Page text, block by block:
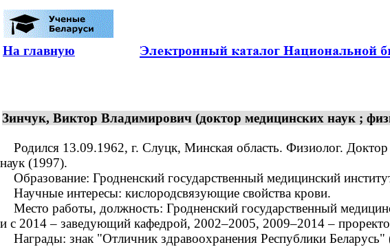
На главную
Зинчук, Виктор Владимирович (доктор медицинских наук ;
Родился 13.09.1962, г. Слуцк, Минская область. Физиолог.
наук (1997).
Образование: Гродненский государственный медицинский
Научные интересы: кислородсвязующие свойства крови.
Место работы, должность: Гродненский государственный
и с 2014 – заведующий кафедрой, 2002–2005, 2009–2014 –
Награды: знак "Отличник здравоохранения Республики Беларусь"